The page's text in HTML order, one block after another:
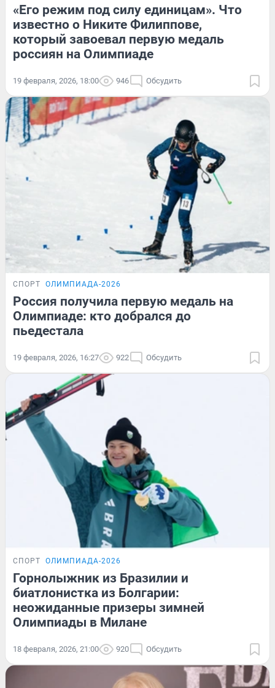
«Его режим под силу единицам». Что
известно о Никите Филиппове,
который завоевал первую медаль
россиян на Олимпиаде
19 февраля, 2026, 18:00 946 Обсудить
СПОРТ ОЛИМПИАДА-2026
Россия получила первую медаль на
Олимпиаде: кто добрался до
пьедестала
19 февраля, 2026, 16:27 922 Обсудить
СПОРТ ОЛИМПИАДА-2026
Горнолыжник из Бразилии и
биатлонистка из Болгарии:
неожиданные призеры зимней
Олимпиады в Милане
18 февраля, 2026, 21:00 920 Обсудить